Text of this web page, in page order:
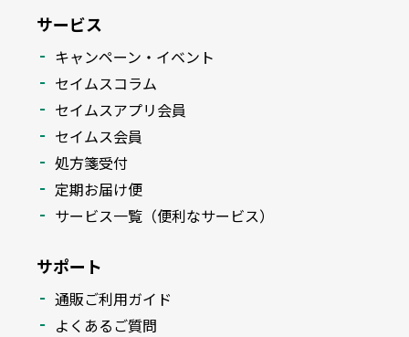
サービス
キャンペーン・イベント
セイムスコラム
セイムスアプリ会員
セイムス会員
処方箋受付
定期お届け便
サービス一覧（便利なサービス）
サポート
通販ご利用ガイド
よくあるご質問